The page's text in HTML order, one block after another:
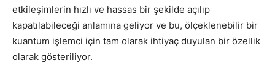
etkileşimlerin hızlı ve hassas bir şekilde açılıp
kapatılabileceği anlamına geliyor ve bu, ölçeklenebilir bir
kuantum işlemci için tam olarak ihtiyaç duyulan bir özellik
olarak gösteriliyor.